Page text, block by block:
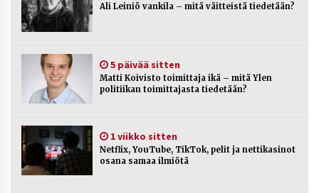
Netflix, YouTube, TikTok, pelit ja nettikasinot
Jaakko Selin puoliso Simo – pitkä
Ali Leiniö vankila – mitä väitteistä tiedetään?
5 päivää sitten
Matti Koivisto toimittaja ikä – mitä Ylen
politiikan toimittajasta tiedetään?
1 viikko sitten
Netflix, YouTube, TikTok, pelit ja nettikasinot
osana samaa ilmiötä